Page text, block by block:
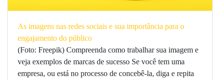
As imagens nas redes sociais e sua importância para o
engajamento do público
(Foto: Freepik) Compreenda como trabalhar sua imagem e
veja exemplos de marcas de sucesso Se você tem uma
empresa, ou está no processo de concebê-la, diga e repita